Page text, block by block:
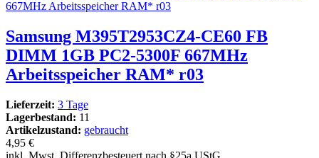
Samsung M395T2953CZ4-CE60 FB
DIMM 1GB PC2-5300F 667MHz
Arbeitsspeicher RAM* r03
Lieferzeit: 3 Tage
Lagerbestand: 11
Artikelzustand: gebraucht
4,95 €